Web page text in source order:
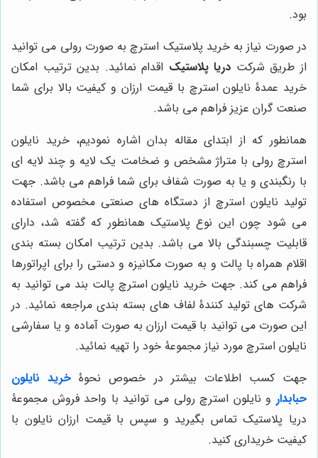
بود.
در صورت نیاز به خرید پلاستیک استرچ به صورت رولی می توانید
از طریق شرکت دریا پلاستیک اقدام نمائید. بدین ترتیب امکان
خرید عمدۀ نایلون استرچ با قیمت ارزان و کیفیت بالا برای شما
صنعت گران عزیز فراهم می باشد.
همانطور که از ابتدای مقاله بدان اشاره نمودیم، خرید نایلون
استرچ رولی با متراژ مشخص و ضخامت یک لایه و چند لایه ای
با رنگبندی و یا به صورت شفاف برای شما فراهم می باشد. جهت
تولید نایلون استرچ از دستگاه های صنعتی مخصوص استفاده
می شود چون این نوع پلاستیک همانطور که گفته شد، دارای
قابلیت چسبندگی بالا می باشد. بدین ترتیب امکان بسته بندی
اقلام همراه با پالت و به صورت مکانیزه و دستی را برای اپراتورها
فراهم می کند. جهت خرید نایلون استرچ پالت بند می توانید به
شرکت های تولید کنندۀ لفاف های بسته بندی مراجعه نمائید. در
این صورت می توانید با قیمت ارزان به صورت آماده و یا سفارشی
نایلون استرچ مورد نیاز مجموعۀ خود را تهیه نمائید.
جهت کسب اطلاعات بیشتر در خصوص نحوۀ خرید نایلون
حبابدار و نایلون استرچ رولی می توانید با واحد فروش مجموعۀ
دریا پلاستیک تماس بگیرید و سپس با قیمت ارزان نایلون با
کیفیت خریداری کنید.